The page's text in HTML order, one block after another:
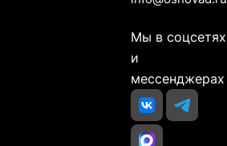
Мы в соцсетях
и
мессенджерах